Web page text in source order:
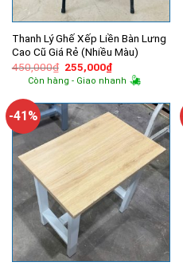
Thanh Lý Ghế Xếp Liền Bàn Lưng
Cao Cũ Giá Rẻ (Nhiều Màu)
450,000₫ Giá
gốc
là:
255,000₫Giá
hiện
tại
255,000₫.
Còn hàng - Giao nhanh
-41%